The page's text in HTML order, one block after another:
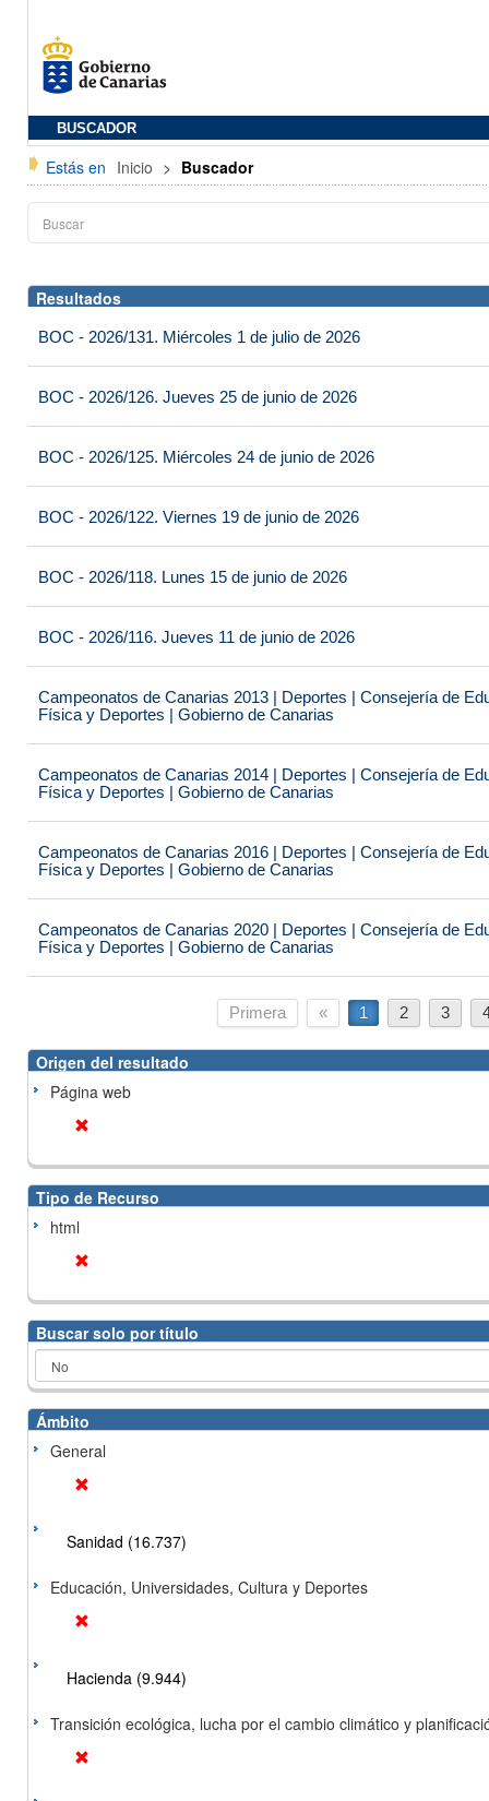
BUSCADOR
Estás en Inicio > Buscador
Resultados
BOC - 2026/131. Miércoles 1 de julio de 2026
BOC - 2026/126. Jueves 25 de junio de 2026
BOC - 2026/125. Miércoles 24 de junio de 2026
BOC - 2026/122. Viernes 19 de junio de 2026
BOC - 2026/118. Lunes 15 de junio de 2026
BOC - 2026/116. Jueves 11 de junio de 2026
Campeonatos de Canarias 2013 | Deportes | Consejería de
Física y Deportes | Gobierno de Canarias
Campeonatos de Canarias 2014 | Deportes | Consejería de
Física y Deportes | Gobierno de Canarias
Campeonatos de Canarias 2016 | Deportes | Consejería de
Física y Deportes | Gobierno de Canarias
Campeonatos de Canarias 2020 | Deportes | Consejería de
Física y Deportes | Gobierno de Canarias
Primera « 1 2 3
Origen del resultado
Página web
Tipo de Recurso
html
Buscar solo por título
Ámbito
General
Sanidad (16.737)
Educación, Universidades, Cultura y Deportes
Hacienda (9.944)
Transición ecológica, lucha por el cambio climático y